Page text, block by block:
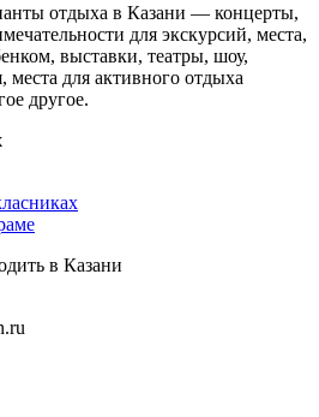
отдыха в Казани — концерты,
для экскурсий, места,
выставки, театры, шоу,
для активного отдыха
другое.
в Казани